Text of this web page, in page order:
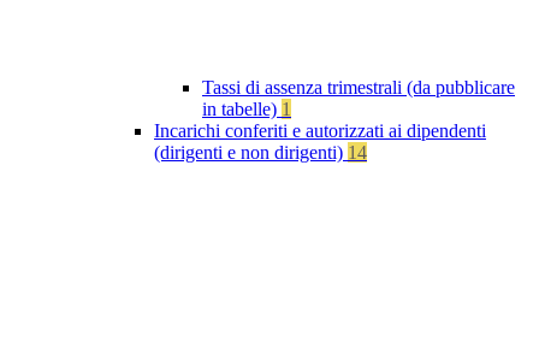
Tassi di assenza trimestrali (da pubblicare
in tabelle) 1
Incarichi conferiti e autorizzati ai dipendenti
(dirigenti e non dirigenti) 14